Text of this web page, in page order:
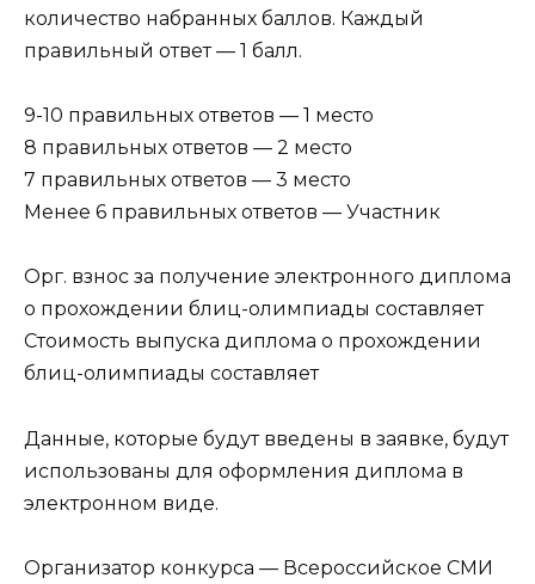
количество набранных баллов. Каждый
правильный ответ — 1 балл.
9-10 правильных ответов — 1 место
8 правильных ответов — 2 место
7 правильных ответов — 3 место
Менее 6 правильных ответов — Участник
Орг. взнос за получение электронного диплома
о прохождении блиц-олимпиады составляет
Стоимость выпуска диплома о прохождении
блиц-олимпиады составляет
Данные, которые будут введены в заявке, будут
использованы для оформления диплома в
электронном виде.
Организатор конкурса — Всероссийское СМИ